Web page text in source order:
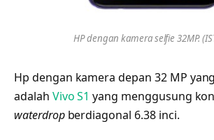
HP dengan kamera selfie 32MP.
Hp dengan kamera depan 32 MP
adalah Vivo S1 yang menggusung
waterdropberdiagonal 6.38 inci.